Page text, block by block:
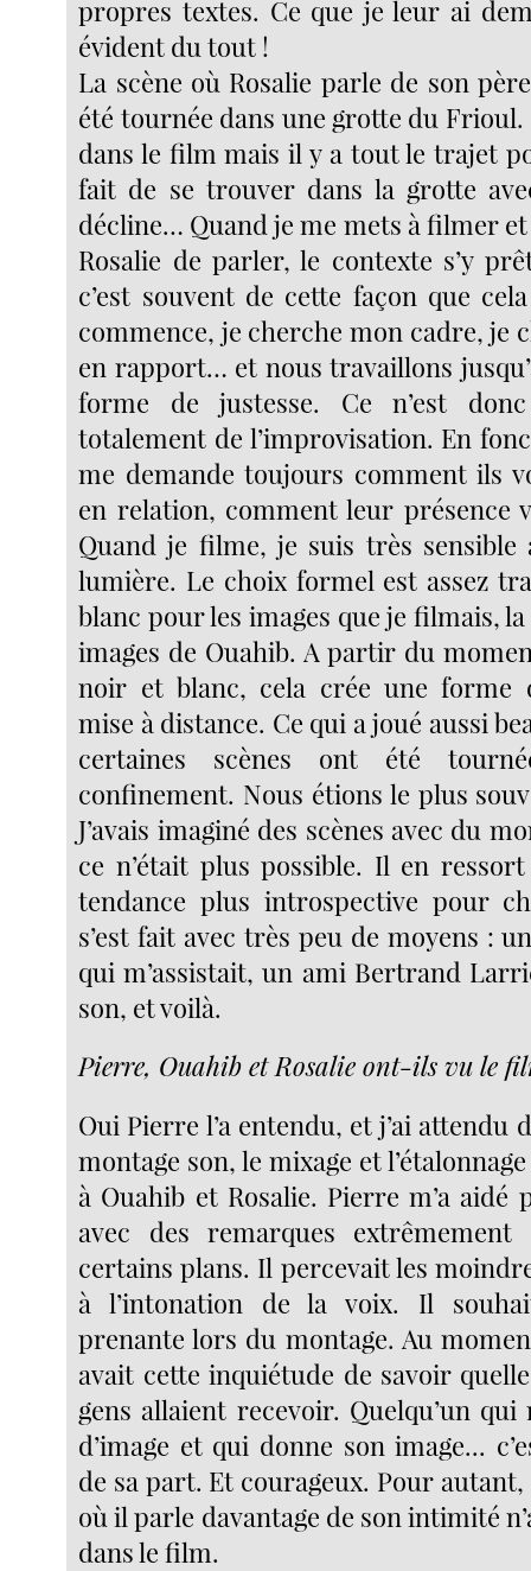
propres textes. Ce que je leur ai
évident du tout !
La scène où Rosalie parle de son
été tournée dans une grotte du Frioul.
dans le film mais il y a tout le trajet
fait de se trouver dans la grotte
décline… Quand je me mets à filmer
Rosalie de parler, le contexte s’y
c’est souvent de cette façon que
commence, je cherche mon cadre, je
en rapport… et nous travaillons
forme de justesse. Ce n’est
totalement de l’improvisation. En
me demande toujours comment ils
en relation, comment leur présence
Quand je filme, je suis très sensible
lumière. Le choix formel est assez
blanc pour les images que je filmais,
images de Ouahib. A partir du
noir et blanc, cela crée une forme
mise à distance. Ce qui a joué aussi
certaines scènes ont été
confinement. Nous étions le plus
J’avais imaginé des scènes avec du
ce n’était plus possible. Il en
tendance plus introspective pour
s’est fait avec très peu de moyens :
qui m’assistait, un ami Bertrand
son, et voilà.
Pierre, Ouahib et Rosalie ont-ils vu le
Oui Pierre l’a entendu, et j’ai attendu
montage son, le mixage et
à Ouahib et Rosalie. Pierre m’a aidé
avec des remarques
certains plans. Il percevait les
à l’intonation de la voix. Il
prenante lors du montage. Au
avait cette inquiétude de savoir
gens allaient recevoir. Quelqu’un
d’image et qui donne son image...
de sa part. Et courageux. Pour
où il parle davantage de son intimité
dans le film.